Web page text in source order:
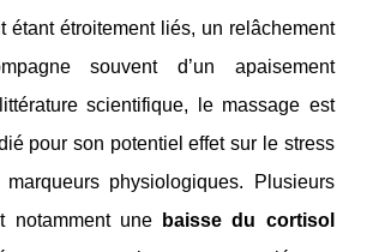
étant étroitement liés, un relâchement
souvent d’un apaisement
scientifique, le massage est
pour son potentiel effet sur le stress
physiologiques. Plusieurs
notamment une
baisse du cortisol